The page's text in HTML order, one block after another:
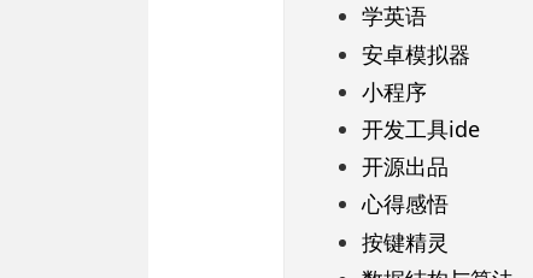
学英语
安卓模拟器
小程序
开发工具ide
开源出品
心得感悟
按键精灵